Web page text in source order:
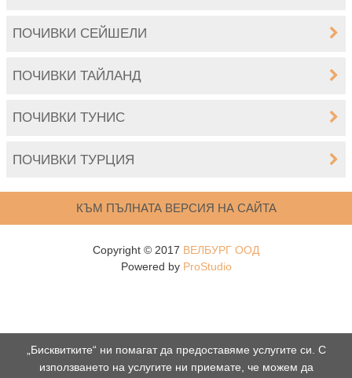
ПОЧИВКИ СЕЙШЕЛИ
ПОЧИВКИ ТАЙЛАНД
ПОЧИВКИ ТУНИС
ПОЧИВКИ ТУРЦИЯ
КЪМ ПЪЛНАТА ВЕРСИЯ НА САЙТА
Copyright © 2017 ВЕЛБУРГ ООД
Powered by ProStudio
„Бисквитките“ ни помагат да предоставяме услугите си. С
използването на услугите ни приемате, че можем да